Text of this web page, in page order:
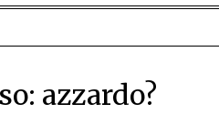
azzardo?